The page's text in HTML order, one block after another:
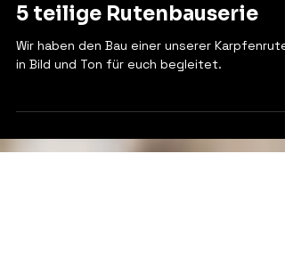
Peter Schapitz
27. Jan. 2025
1 Min. Lesezeit
in Bild und Ton für euch begleitet.